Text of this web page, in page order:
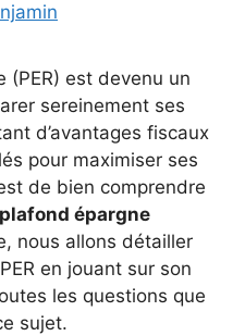
(PER) est devenu un
sereinement ses
d’avantages fiscaux
pour maximiser ses
de bien comprendre
plafond épargne
nous allons détailler
en jouant sur son
les questions que
sujet.